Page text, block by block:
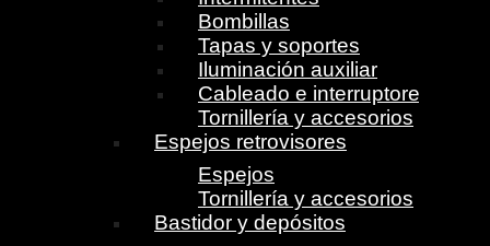
Bombillas
Tapas y soportes
Iluminación auxiliar
Cableado e interruptores
Tornillería y accesorios
Espejos retrovisores
Espejos
Tornillería y accesorios
Bastidor y depósitos